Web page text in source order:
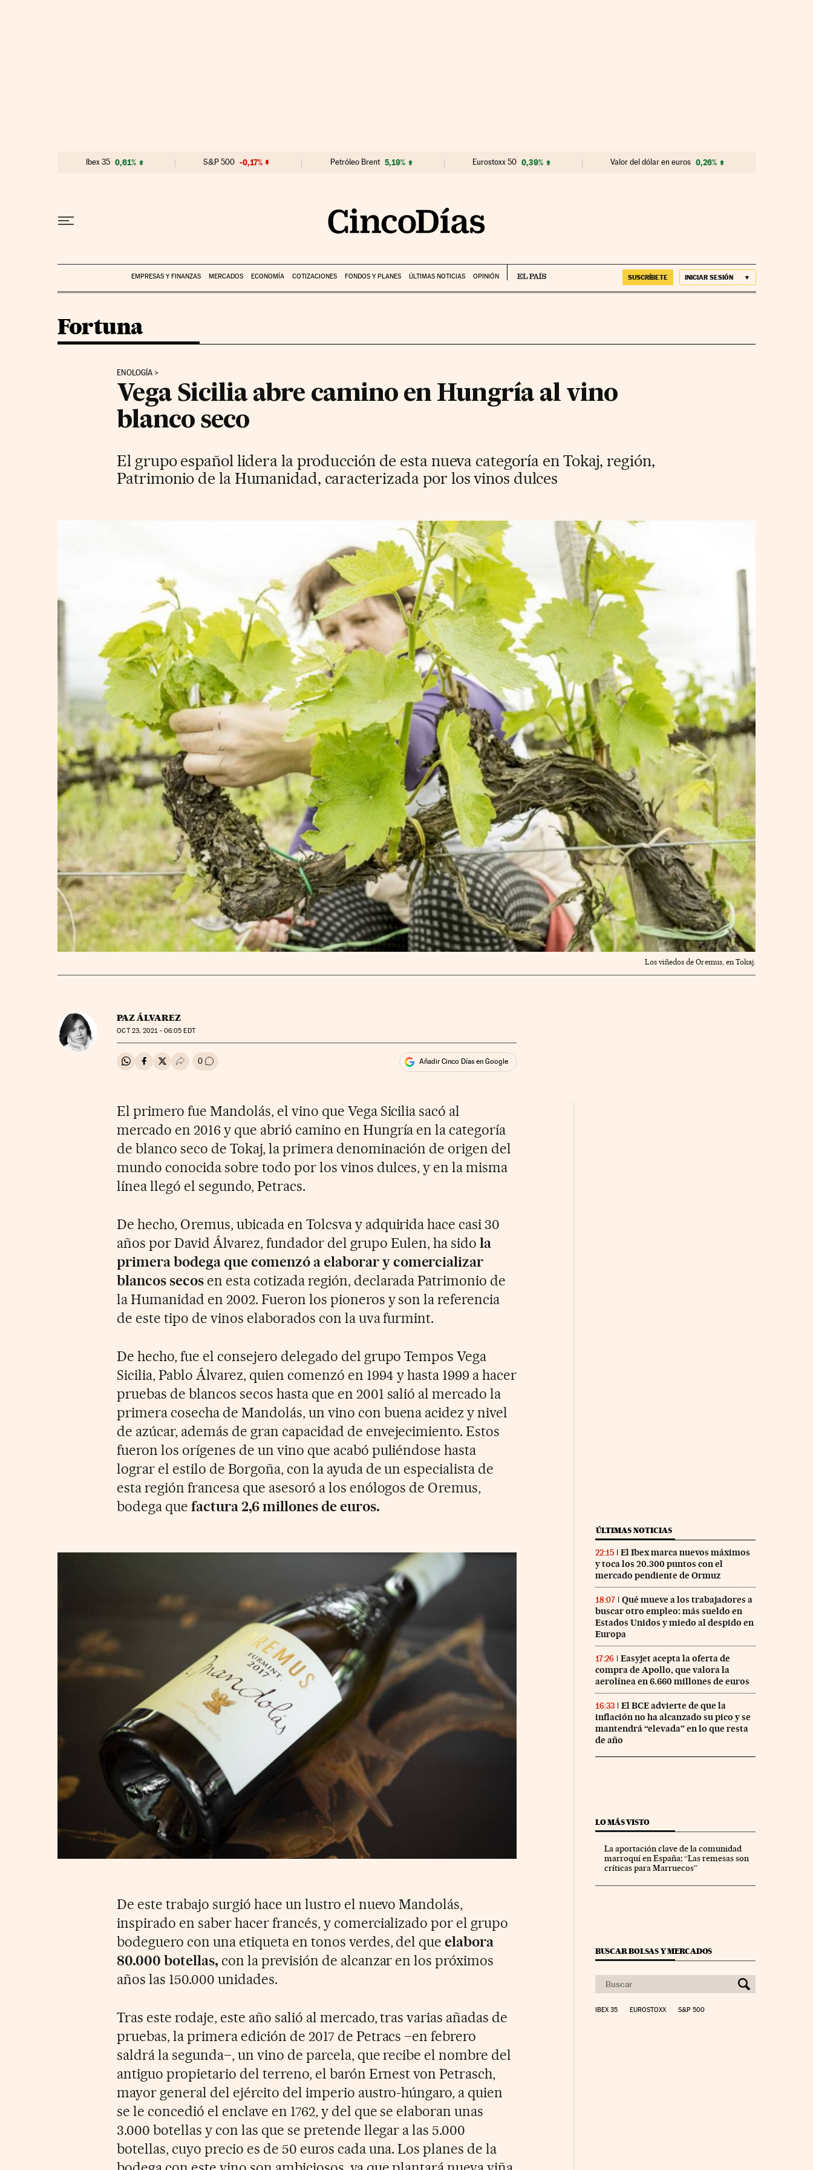
Ibex 35 0,61% S&P 500 -0,17% Petróleo Brent 5,19% Eurostoxx 50 0,39% Valor del dólar en euros 0,26%
EMPRESAS Y FINANZAS MERCADOS ECONOMÍA COTIZACIONES FONDOS Y PLANES ÚLTIMAS NOTICIAS OPINIÓN SUSCRÍBETE INICIAR SESIÓN
Fortuna
ENOLOGÍA
Vega Sicilia abre camino en Hungría al vino
blanco seco
El grupo español lidera la producción de esta nueva categoría en Tokaj, región,
Patrimonio de la Humanidad, caracterizada por los vinos dulces
Los viñedos de Oremus, en Tokaj.
PAZ ÁLVAREZ
OCT23, 2021 - 06:05 EDT
Compartir en Whatsapp
Compartir en Facebook
Compartir en Twitter
Desplegar Redes Sociales
0 Ir a los comentarios Añadir Cinco Días en Google
El primero fue Mandolás, el vino que Vega Sicilia sacó al
mercado en 2016 y que abrió camino en Hungría en la categoría
de blanco seco de Tokaj, la primera denominación de origen del
mundo conocida sobre todo por los vinos dulces, y en la misma
línea llegó el segundo, Petracs.
De hecho, Oremus, ubicada en Tolcsva y adquirida hace casi 30
años por David Álvarez, fundador del grupo Eulen, ha sido la
primera bodega que comenzó a elaborar y comercializar
blancos secos en esta cotizada región, declarada Patrimonio de
la Humanidad en 2002. Fueron los pioneros y son la referencia
de este tipo de vinos elaborados con la uva furmint.
De hecho, fue el consejero delegado del grupo Tempos Vega
Sicilia, Pablo Álvarez, quien comenzó en 1994 y hasta 1999 a hacer
pruebas de blancos secos hasta que en 2001 salió al mercado la
primera cosecha de Mandolás, un vino con buena acidez y nivel
de azúcar, además de gran capacidad de envejecimiento. Estos
fueron los orígenes de un vino que acabó puliéndose hasta
lograr el estilo de Borgoña, con la ayuda de un especialista de
esta región francesa que asesoró a los enólogos de Oremus,
bodega quefactura 2,6 millones de euros.
De este trabajo surgió hace un lustro el nuevo Mandolás,
inspirado en saber hacer francés, y comercializado por el grupo
bodeguero con una etiqueta en tonos verdes, del queelabora
80.000 botellas, con la previsión de alcanzar en los próximos
años las 150.000 unidades.
Tras este rodaje, este año salió al mercado, tras varias añadas de
pruebas, la primera edición de 2017 de Petracs –en febrero
saldrá la segunda–, un vino de parcela, que recibe el nombre del
antiguo propietario del terreno, el barón Ernest von Petrasch,
mayor general del ejército del imperio austro-húngaro, a quien
se le concedió el enclave en 1762, y del que se elaboran unas
3.000 botellas y con las que se pretende llegar a las 5.000
botellas, cuyo precio es de 50 euros cada una. Los planes de la
ÚLTIMAS NOTICIAS
22:15
El Ibex marca nuevos máximos
y toca los 20.300 puntos con el
mercado pendiente de Ormuz
18:07
Qué mueve a los trabajadores a
buscar otro empleo: más sueldo en
Estados Unidos y miedo al despido en
Europa
17:26
Easyjet acepta la oferta de
compra de Apollo, que valora la
aerolínea en 6.660 millones de euros
16:33
El BCE advierte de que la
inflación no ha alcanzado su pico y se
mantendrá “elevada” en lo que resta
de año
LO MÁS VISTO
La aportación clave de la comunidad
marroquí en España: “Las remesas son
críticas para Marruecos”
BUSCAR BOLSAS Y MERCADOS
IBEX 35 EUROSTOXX S&P 500